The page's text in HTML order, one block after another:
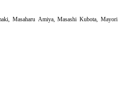
Masaharu Amiya, Masashi Kubota, Mayori